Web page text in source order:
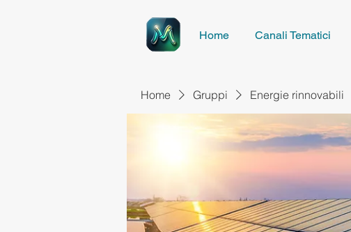
Home Canali Tematici
Home Gruppi Energie rinnovabili